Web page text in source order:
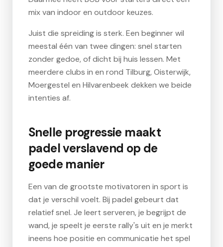
mix van indoor en outdoor keuzes.
Juist die spreiding is sterk. Een beginner wil
meestal één van twee dingen: snel starten
zonder gedoe, of dicht bij huis lessen. Met
meerdere clubs in en rond Tilburg, Oisterwijk,
Moergestel en Hilvarenbeek dekken we beide
intenties af.
Snelle progressie maakt
padel verslavend op de
goede manier
Een van de grootste motivatoren in sport is
dat je verschil voelt. Bij padel gebeurt dat
relatief snel. Je leert serveren, je begrijpt de
wand, je speelt je eerste rally's uit en je merkt
ineens hoe positie en communicatie het spel